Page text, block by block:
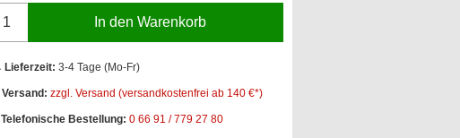
In den Warenkorb
Lieferzeit: 3-4 Tage (Mo-Fr)
Versand: zzgl. Versand (versandkostenfrei ab 140 €*)
Telefonische Bestellung: 0 66 91 / 779 27 80